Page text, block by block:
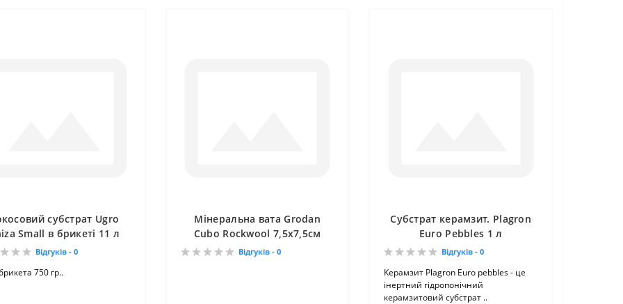
субстрат Ugro
Small в брикеті 11 л
Відгуків - 0
750 гр..
Мінеральна вата Grodan
Cubo Rockwool 7,5x7,5см
Відгуків - 0
Субстрат керамзит. Plagron
Euro Pebbles 1 л
Відгуків - 0
Керамзит Plagron Euro pebbles - це
інертний гідропонічний
керамзитовий субстрат ..